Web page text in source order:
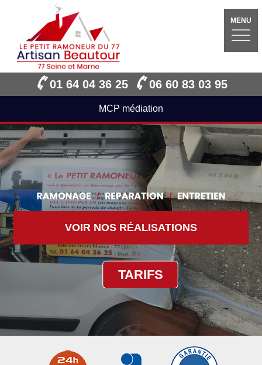
MENU
01 64 04 36 25 06 60 83 03 95
MCP médiation
VOIR NOS RÉALISATIONS
TARIFS